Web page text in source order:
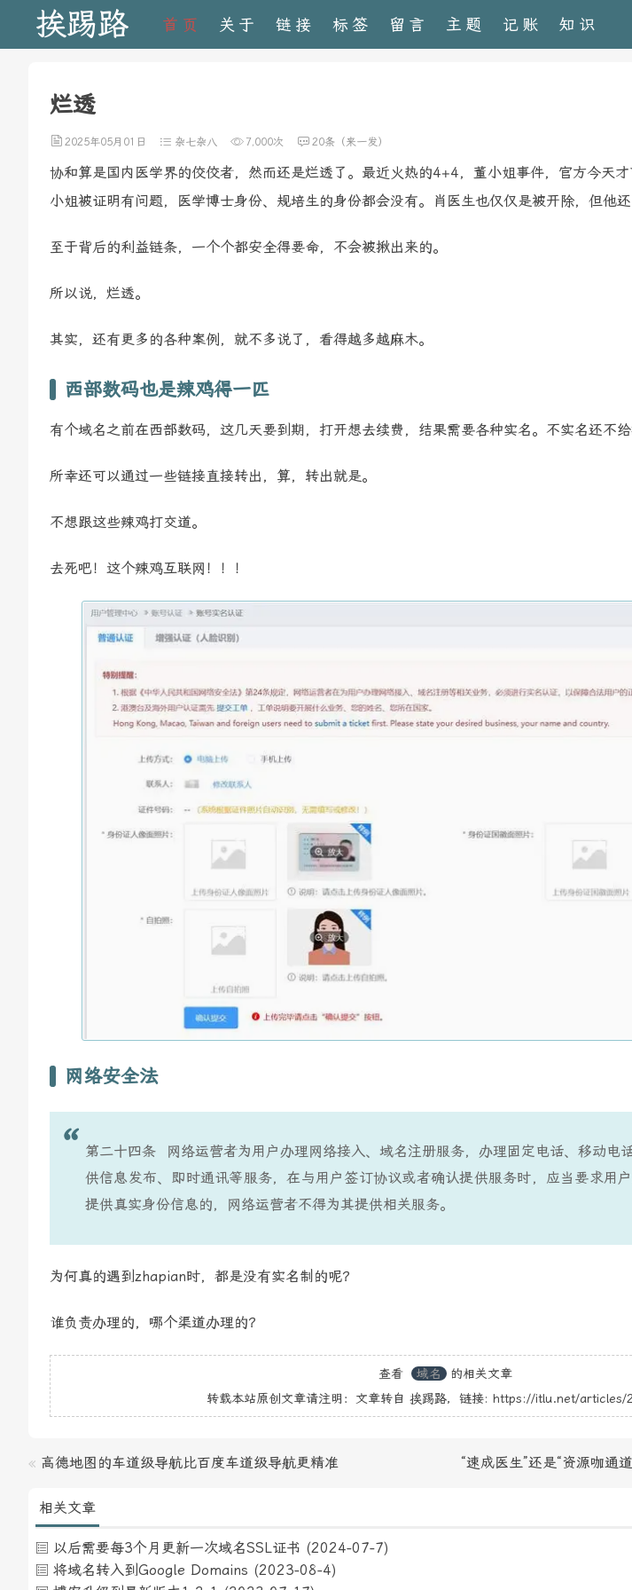
挨踢路 首页 关于 链接 标签 留言 主题 记账 知识
烂透
2025年05月01日 杂七杂八 7,000次 20条（来一发）
协和算是国内医学界的佼佼者，然而还是烂透了。最近火热的4+4，董小姐事件，官方今天
小姐被证明有问题，医学博士身份、规培生的身份都会没有。肖医生也仅仅是被开除，但他还
至于背后的利益链条，一个个都安全得要命，不会被揪出来的。
所以说，烂透。
其实，还有更多的各种案例，就不多说了，看得越多越麻木。
西部数码也是辣鸡得一匹
有个域名之前在西部数码，这几天要到期，打开想去续费，结果需要各种实名。不实名还不给
所幸还可以通过一些链接直接转出，算，转出就是。
不想跟这些辣鸡打交道。
去死吧！这个辣鸡互联网！！！
网络安全法
第二十四条 网络运营者为用户办理网络接入、域名注册服务，办理固定电话、移动电
供信息发布、即时通讯等服务，在与用户签订协议或者确认提供服务时，应当要求用
提供真实身份信息的，网络运营者不得为其提供相关服务。
为何真的遇到zhapian时，都是没有实名制的呢？
谁负责办理的，哪个渠道办理的？
查看 域名
的相关文章
转载本站原创文章请注明：文章转自 挨踢路，链接: https://itlu.net/articles/
« 高德地图的车道级导航比百度车道级导航更精准 “速成医生”还是“资源咖通
相关文章
以后需要每3个月更新一次域名SSL证书 (2024-07-7)
将域名转入到Google Domains (2023-08-4)